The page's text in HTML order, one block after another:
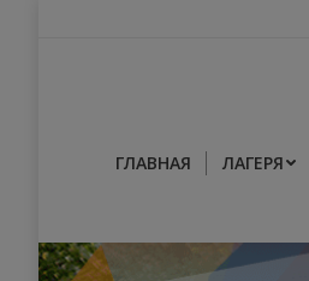
ГЛАВНАЯ ЛАГЕРЯ